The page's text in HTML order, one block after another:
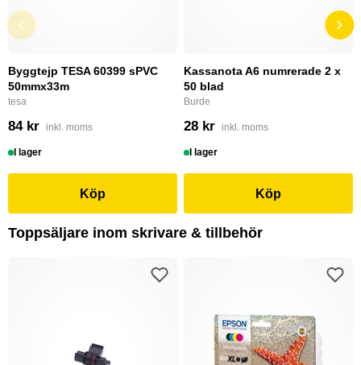
Byggtejp TESA 60399 sPVC
50mmx33m
tesa
84 kr inkl. moms
I lager
Köp
Kassanota A6 numrerade 2 x
50 blad
Burde
28 kr inkl. moms
I lager
Köp
Toppsäljare inom skrivare & tillbehör